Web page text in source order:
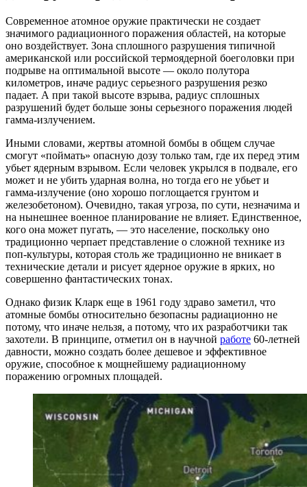
Современное атомное оружие практически не создает
значимого радиационного поражения областей, на которые
оно воздействует. Зона сплошного разрушения типичной
американской или российской термоядерной боеголовки при
подрыве на оптимальной высоте — около полутора
километров, иначе радиус серьезного разрушения резко
падает. А при такой высоте взрыва, радиус сплошных
разрушений будет больше зоны серьезного поражения людей
гамма-излучением.
Иными словами, жертвы атомной бомбы в общем случае
смогут «поймать» опасную дозу только там, где их перед этим
убьет ядерным взрывом. Если человек укрылся в подвале, его
может и не убить ударная волна, но тогда его не убьет и
гамма-излучение (оно хорошо поглощается грунтом и
железобетоном). Очевидно, такая угроза, по сути, незначима и
на нынешнее военное планирование не влияет. Единственное,
кого она может пугать, — это население, поскольку оно
традиционно черпает представление о сложной технике из
поп-культуры, которая столь же традиционно не вникает в
технические детали и рисует ядерное оружие в ярких, но
совершенно фантастических тонах.
Однако физик Кларк еще в 1961 году здраво заметил, что
атомные бомбы относительно безопасны радиационно не
потому, что иначе нельзя, а потому, что их разработчики так
захотели. В принципе, отметил он в научной работе 60-летней
давности, можно создать более дешевое и эффективное
оружие, способное к мощнейшему радиационному
поражению огромных площадей.